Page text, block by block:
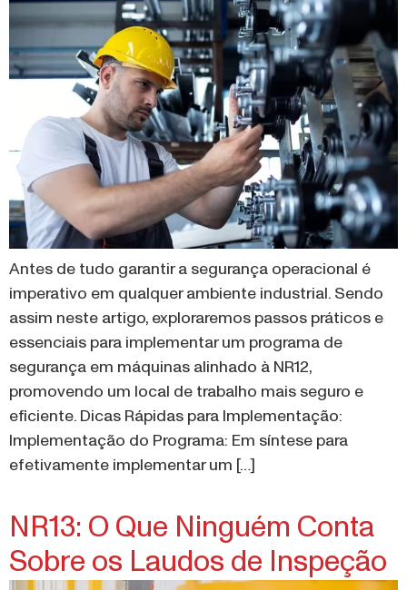
Antes de tudo garantir a segurança operacional é
imperativo em qualquer ambiente industrial. Sendo
assim neste artigo, exploraremos passos práticos e
essenciais para implementar um programa de
segurança em máquinas alinhado à NR12,
promovendo um local de trabalho mais seguro e
eficiente. Dicas Rápidas para Implementação:
Implementação do Programa: Em síntese para
efetivamente implementar um […]
NR13: O Que Ninguém Conta
Sobre os Laudos de Inspeção